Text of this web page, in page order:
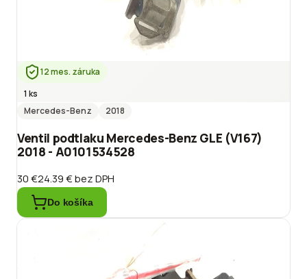
12 mes. záruka
1 ks
Mercedes-Benz
2018
Ventil podtlaku Mercedes-Benz GLE (V167)
2018 - A0101534528
30 €24.39 €bez DPH
Do košíka